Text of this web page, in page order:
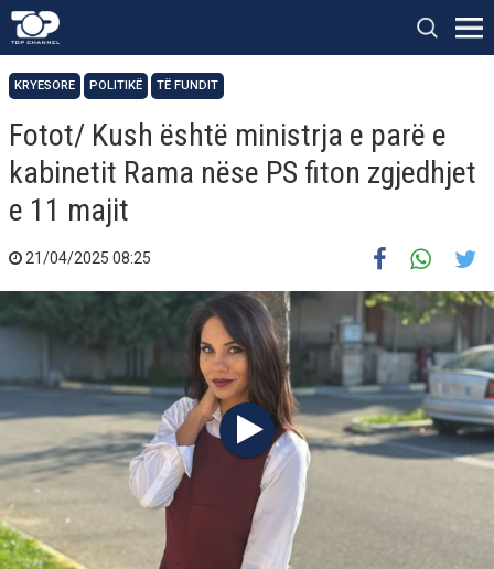
KRYESORE POLITIKË TË FUNDIT
Fotot/ Kush është ministrja e parë e
kabinetit Rama nëse PS fiton zgjedhjet
e 11 majit
21/04/2025 08:25